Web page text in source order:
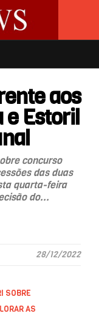
aos
e Estoril
concurso
das duas
quarta-feira
do...
28/12/2022
SOBRE
AS